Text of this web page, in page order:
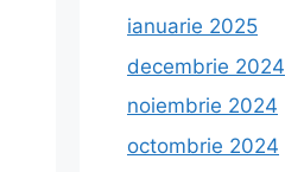
ianuarie 2025
decembrie 2024
noiembrie 2024
octombrie 2024